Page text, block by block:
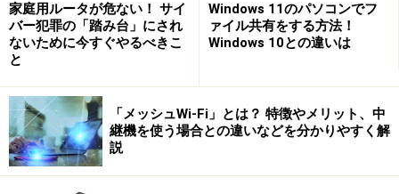
家庭用ルータが危ない！ サイ
バー犯罪の「踏み台」にされ
ないために今すぐやるべきこ
と
Windows 11のパソコンでフ
ァイル共有をする方法！
Windows 10との違いは
「メッシュWi-Fi」とは？ 特徴やメリット、中
継機を使う場合との違いなどを分かりやすく解
説